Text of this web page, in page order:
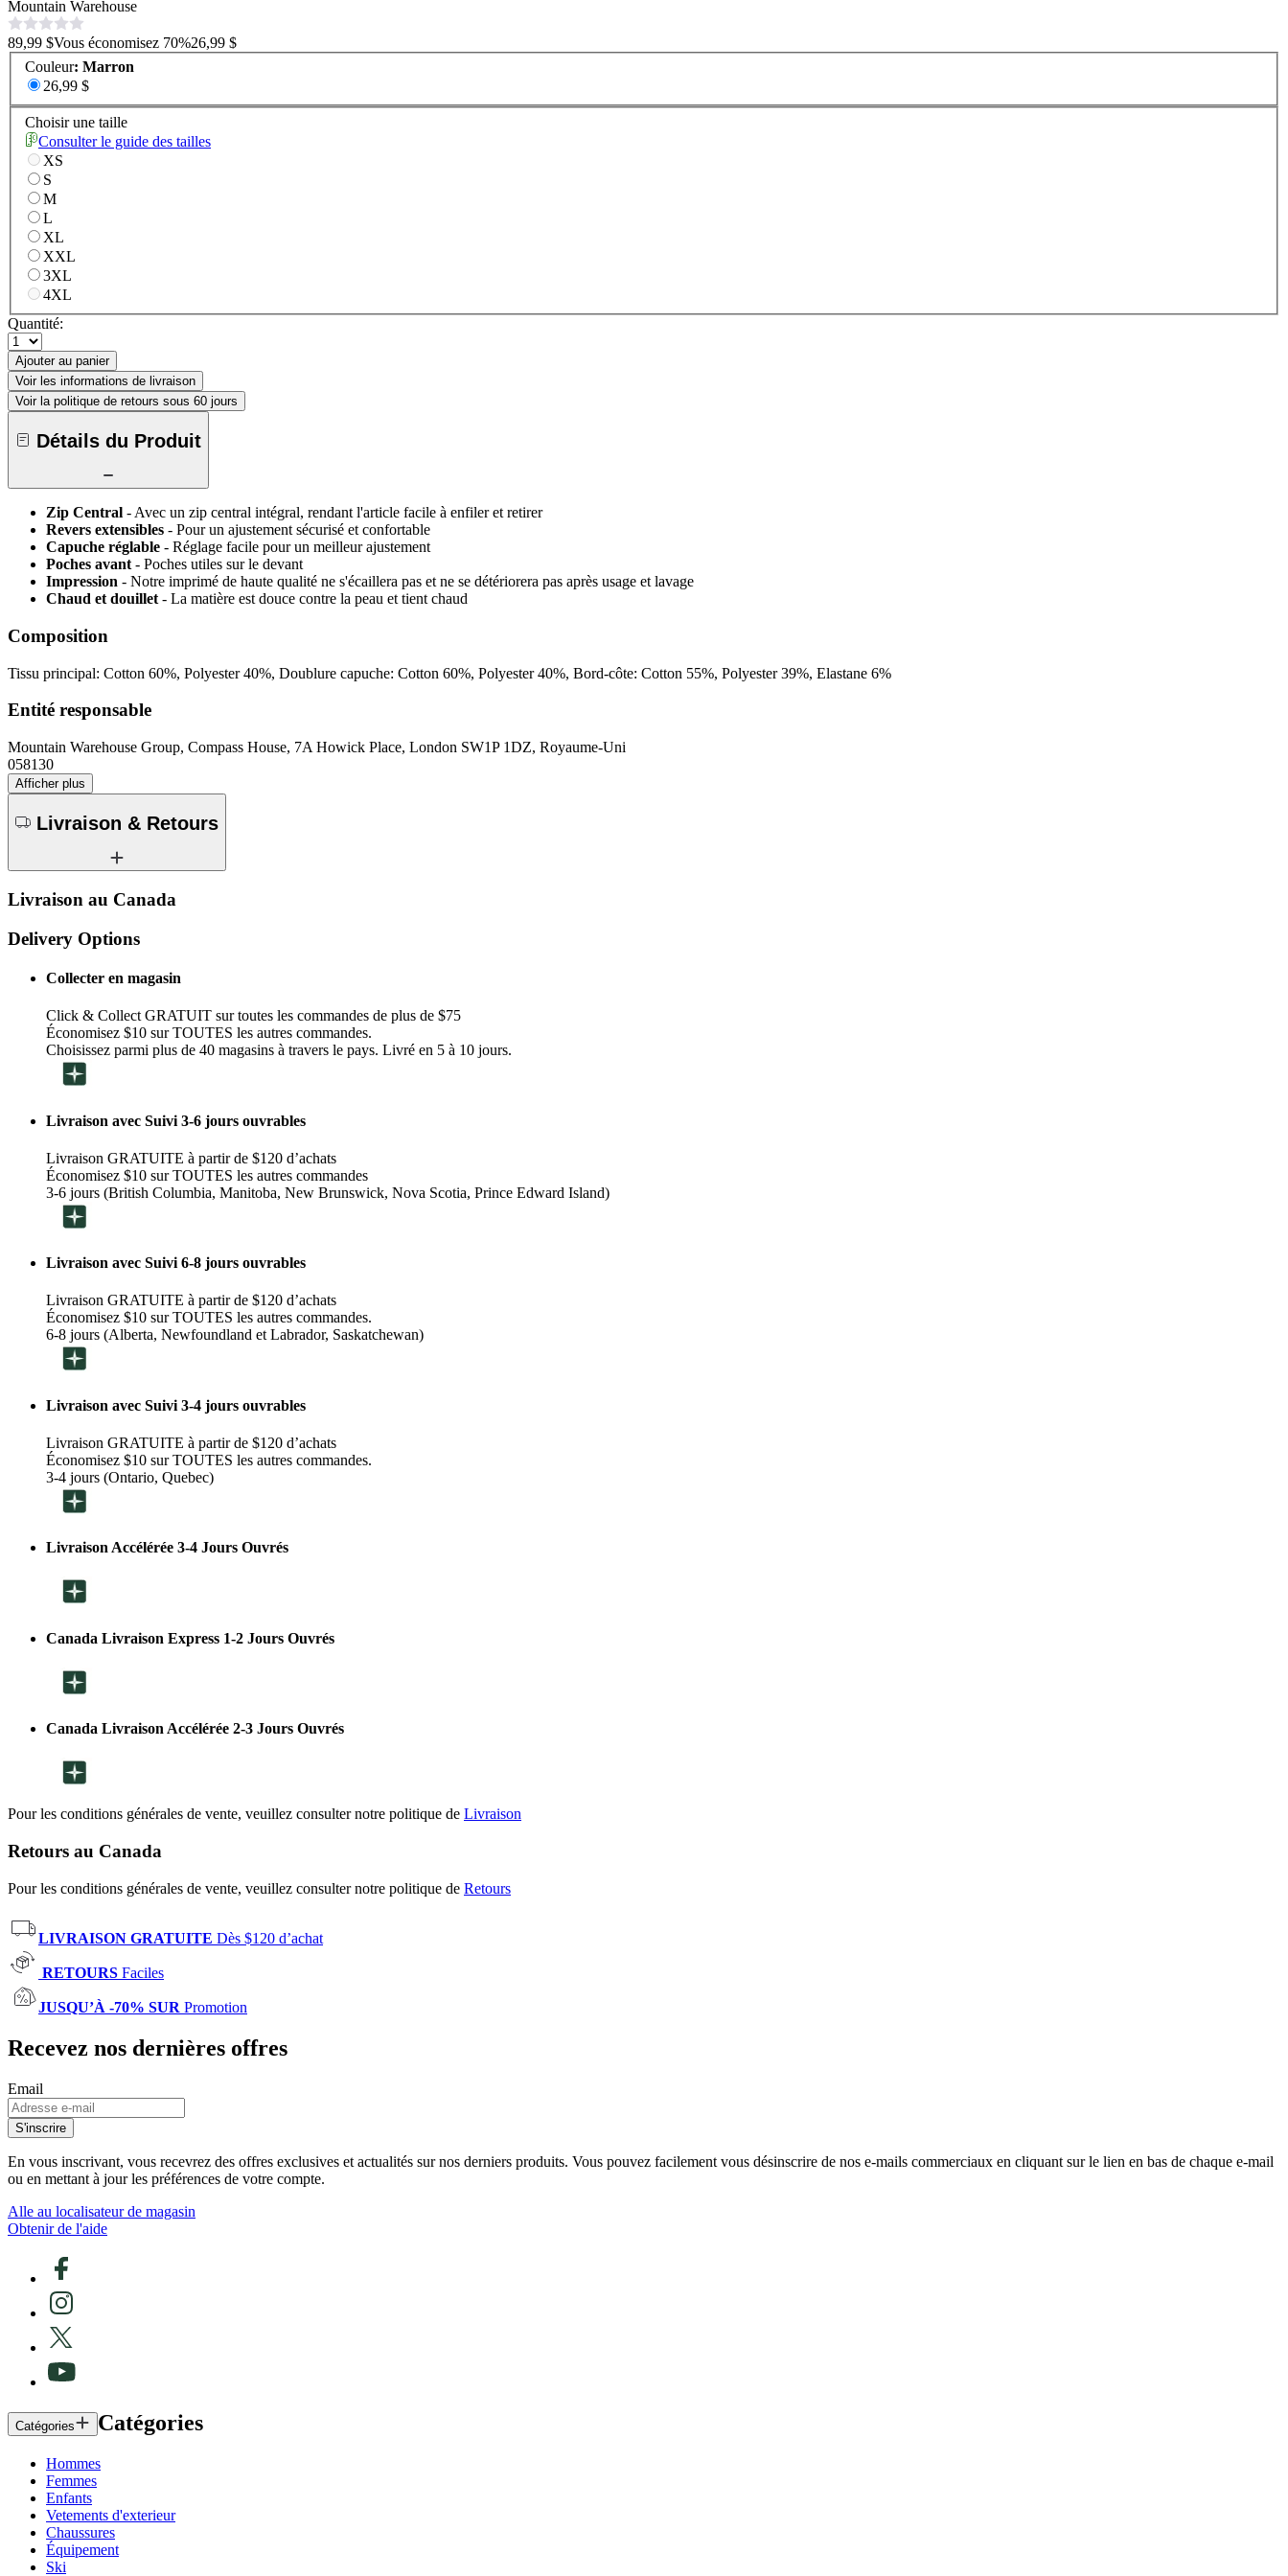
Mountain Warehouse
89,99 $Vous économisez 70%26,99 $
Couleur: Marron
26,99 $
Choisir une taille
Consulter le guide des tailles
XS
S
M
L
XL
XXL
3XL
4XL
Quantité:
Ajouter au panier
Voir les informations de livraison
Voir la politique de retours sous 60 jours
Détails du Produit
Zip Central - Avec un zip central intégral, rendant l'article facile à enfiler et retirer
Revers extensibles - Pour un ajustement sécurisé et confortable
Capuche réglable - Réglage facile pour un meilleur ajustement
Poches avant - Poches utiles sur le devant
Impression - Notre imprimé de haute qualité ne s'écaillera pas et ne se détériorera pas après usage et lavage
Chaud et douillet - La matière est douce contre la peau et tient chaud
Composition
Tissu principal: Cotton 60%, Polyester 40%, Doublure capuche: Cotton 60%, Polyester 40%, Bord-côte: Cotton 55%, Polyester 39%, Elastane 6%
Entité responsable
Mountain Warehouse Group, Compass House, 7A Howick Place, London SW1P 1DZ, Royaume-Uni
058130
Afficher plus
Livraison & Retours
Livraison au Canada
Delivery Options
Collecter en magasin
Click & Collect GRATUIT sur toutes les commandes de plus de $75
Économisez $10 sur TOUTES les autres commandes.
Choisissez parmi plus de 40 magasins à travers le pays. Livré en 5 à 10 jours.
Livraison avec Suivi 3-6 jours ouvrables
Livraison GRATUITE à partir de $120 d’achats
Économisez $10 sur TOUTES les autres commandes
3-6 jours (British Columbia, Manitoba, New Brunswick, Nova Scotia, Prince Edward Island)
Livraison avec Suivi 6-8 jours ouvrables
Livraison GRATUITE à partir de $120 d’achats
Économisez $10 sur TOUTES les autres commandes.
6-8 jours (Alberta, Newfoundland et Labrador, Saskatchewan)
Livraison avec Suivi 3-4 jours ouvrables
Livraison GRATUITE à partir de $120 d’achats
Économisez $10 sur TOUTES les autres commandes.
3-4 jours (Ontario, Quebec)
Livraison Accélérée 3-4 Jours Ouvrés
Canada Livraison Express 1-2 Jours Ouvrés
Canada Livraison Accélérée 2-3 Jours Ouvrés
Pour les conditions générales de vente, veuillez consulter notre politique de Livraison
Retours au Canada
Pour les conditions générales de vente, veuillez consulter notre politique de Retours
LIVRAISON GRATUITE Dès $120 d’achat
RETOURS Faciles
JUSQU’À -70% SUR Promotion
Recevez nos dernières offres
Email
S'inscrire
En vous inscrivant, vous recevrez des offres exclusives et actualités sur nos derniers produits. Vous pouvez facilement vous désinscrire de nos e-mails commerciaux en cliquant sur le lien en bas de chaque e-mail
ou en mettant à jour les préférences de votre compte.
Alle au localisateur de magasin
Obtenir de l'aide
Catégories Catégories
Hommes
Femmes
Enfants
Vetements d'exterieur
Chaussures
Équipement
Ski